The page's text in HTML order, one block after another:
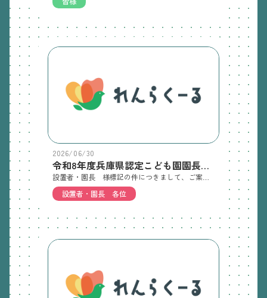
2026/06/30
令和8年度兵庫県認定こども園園長等研修・主幹保育教諭等研修受講のご案内
設置者・園長 各位